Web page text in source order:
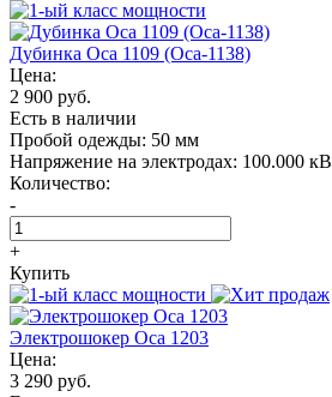
Дубинка Oса 1109 (Оса-1138)
Цена:
2 900 руб.
Есть в наличии
Пробой одежды: 50 мм
Напряжение на электродах: 100.000 кВ
Количество:
-
+
Купить
Электрошокер Oса 1203
Цена:
3 290 руб.